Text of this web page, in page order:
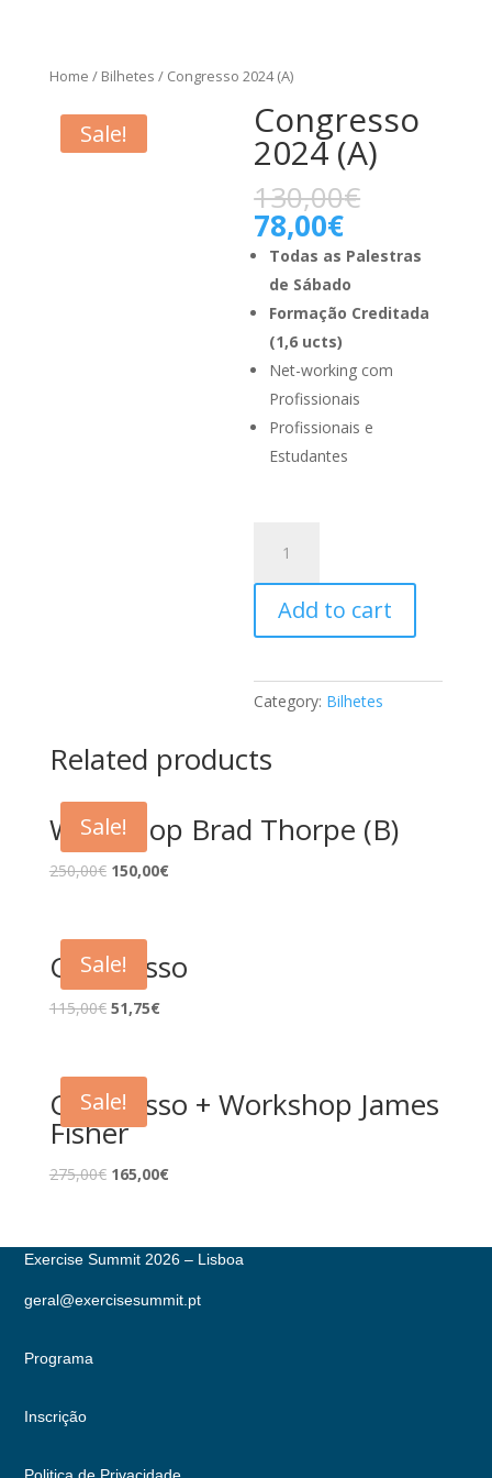
Home / Bilhetes / Congresso 2024 (A)
Sale! Congresso
2024 (A)
130,00€
78,00€
Todas as Palestras
de Sábado
Formação Creditada
(1,6 ucts)
Net-working com
Profissionais
Profissionais e
Estudantes
2024
(A)
quantity
Add to cart
Category: Bilhetes
Related products
Sale!
Workshop Brad Thorpe (B)
250,00€ 150,00€
Sale!
Congresso
115,00€ 51,75€
Sale!
Congresso + Workshop James
Fisher
275,00€ 165,00€
Exercise Summit 2026 – Lisboa
geral@exercisesummit.pt
Programa
Inscrição